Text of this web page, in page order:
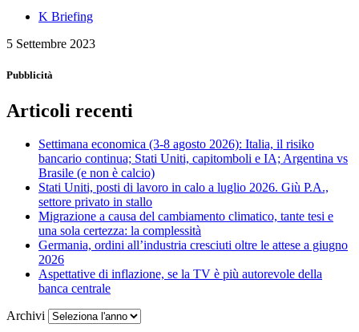
K Briefing
5 Settembre 2023
Pubblicità
Articoli recenti
Settimana economica (3-8 agosto 2026): Italia, il risiko
bancario continua; Stati Uniti, capitomboli e IA; Argentina vs
Brasile (e non è calcio)
Stati Uniti, posti di lavoro in calo a luglio 2026. Giù P.A.,
settore privato in stallo
Migrazione a causa del cambiamento climatico, tante tesi e
una sola certezza: la complessità
Germania, ordini all’industria cresciuti oltre le attese a giugno
2026
Aspettative di inflazione, se la TV è più autorevole della
banca centrale
Archivi